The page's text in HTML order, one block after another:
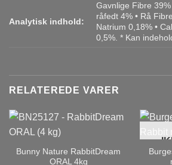
Analytisk indhold:
Gavnlige Fibre
råfedt 4% • Rå
Natrium 0,18% •
0,5%. * Kan
RELATEREDE VARER
Bunny Nature RabbitDream
ORAL 4kg